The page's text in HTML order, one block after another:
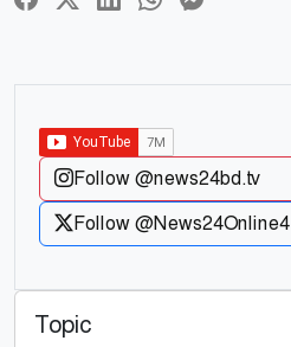
Follow @news24bd.tv
Follow @News24Online4
Topic